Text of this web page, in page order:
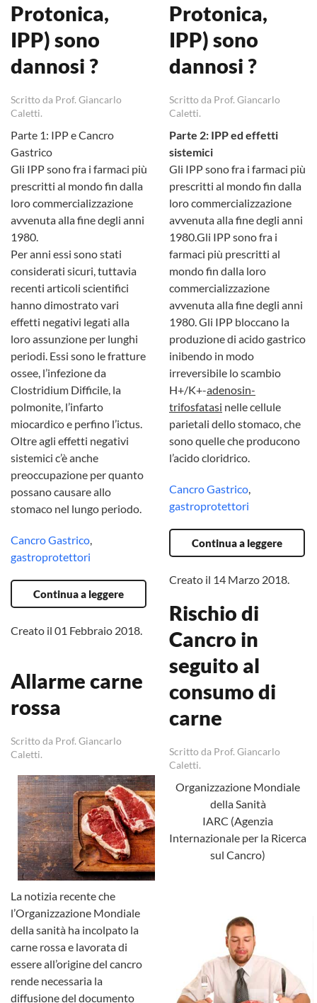
Protonica,
IPP) sono
dannosi ?
Scritto da Prof. Giancarlo
Caletti.
Parte 1: IPP e Cancro
Gastrico
Gli IPP sono fra i farmaci più
prescritti al mondo fin dalla
loro commercializzazione
avvenuta alla fine degli anni
1980.
Per anni essi sono stati
considerati sicuri, tuttavia
recenti articoli scientifici
hanno dimostrato vari
effetti negativi legati alla
loro assunzione per lunghi
periodi. Essi sono le fratture
ossee, l’infezione da
Clostridium Difficile, la
polmonite, l’infarto
miocardico e perfino l’ictus.
Oltre agli effetti negativi
sistemici c’è anche
preoccupazione per quanto
possano causare allo
stomaco nel lungo periodo.
Cancro Gastrico,
gastroprotettori
Continua a leggere
Creato il 01 Febbraio 2018.
Protonica,
IPP) sono
dannosi ?
Scritto da Prof. Giancarlo
Caletti.
Parte 2: IPP ed effetti
sistemici
Gli IPP sono fra i farmaci più
prescritti al mondo fin dalla
loro commercializzazione
avvenuta alla fine degli anni
1980.Gli IPP sono fra i
farmaci più prescritti al
mondo fin dalla loro
commercializzazione
avvenuta alla fine degli anni
1980. Gli IPP bloccano la
produzione di acido gastrico
inibendo in modo
irreversibile lo scambio
H+/K+-adenosin-
trifosfatasi nelle cellule
parietali dello stomaco, che
sono quelle che producono
l’acido cloridrico.
Cancro Gastrico,
gastroprotettori
Continua a leggere
Creato il 14 Marzo 2018.
Rischio di
Cancro in
seguito al
consumo di
carne
Scritto da Prof. Giancarlo
Caletti.
Organizzazione Mondiale
della Sanità
IARC (Agenzia
Internazionale per la Ricerca
sul Cancro)
Allarme carne
rossa
Scritto da Prof. Giancarlo
Caletti.
La notizia recente che
l’Organizzazione Mondiale
della sanità ha incolpato la
carne rossa e lavorata di
essere all’origine del cancro
rende necessaria la
diffusione del documento